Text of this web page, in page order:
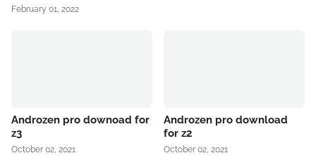
February 01, 2022
Androzen pro downoad for
z3
October 02, 2021
Androzen pro download
for z2
October 02, 2021